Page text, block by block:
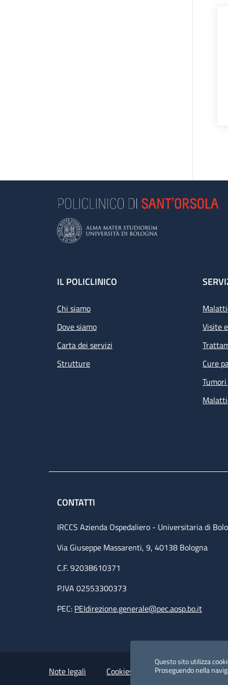
Questo sito utilizza
Proseguendo nella
Footer
IL POLICLINICO
Chi siamo
Dove siamo
Carta dei servizi
Strutture
Visite
Cure
CONTATTI
IRCCS Azienda Ospedaliero - Universitaria di
Via Giuseppe Massarenti, 9, 40138 Bologna
C.F. 92038610371
P.IVA 02553300373
PEC: PEIdirezione.generale@pec.aosp.bo.it
Small prints
Useful links section
Note legali Cookies Policy Policy privacy